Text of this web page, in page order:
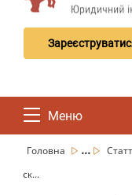
Меню
Головна ...
ск...